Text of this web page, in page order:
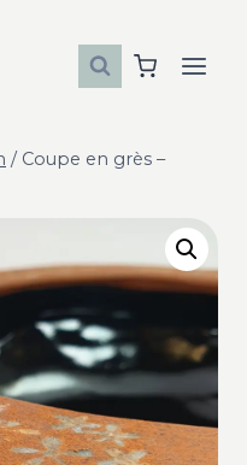
/ Coupe en grès –